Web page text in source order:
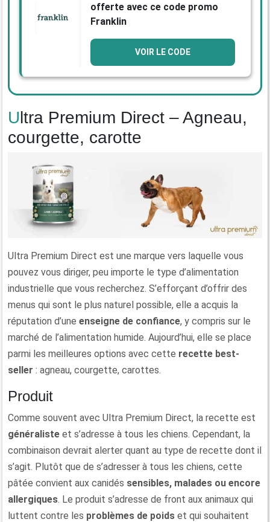
offerte avec ce code promo
Franklin
VOIR LE CODE
Ultra Premium Direct – Agneau,
courgette, carotte
Ultra Premium Direct est une marque vers laquelle vous
pouvez vous diriger, peu importe le type d’alimentation
industrielle que vous recherchez. S’efforçant d’offrir des
menus qui sont le plus naturel possible, elle a acquis la
réputation d’une enseigne de confiance, y compris sur le
marché de l’alimentation humide. Aujourd’hui, elle se place
parmi les meilleures options avec cette recette best-
seller : agneau, courgette, carottes.
Produit
Comme souvent avec Ultra Premium Direct, la recette est
généraliste et s’adresse à tous les chiens. Cependant, la
combinaison devrait alerter quant au type de recette dont il
s’agit. Plutôt que de s’adresser à tous les chiens, cette
pâtée convient aux canidés sensibles, malades ou encore
allergiques. Le produit s’adresse de front aux animaux qui
luttent contre les problèmes de poids et qui souhaitent